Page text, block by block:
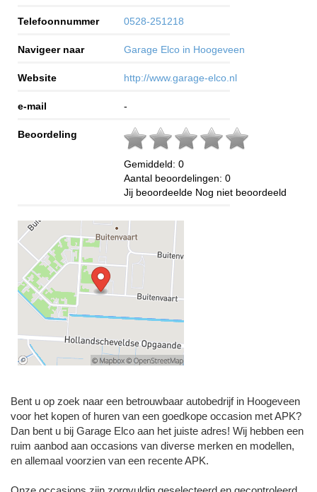
Telefoonnummer 0528-251218
Navigeer naar Garage Elco in Hoogeveen
Website http://www.garage-elco.nl
e-mail -
Beoordeling
Gemiddeld: 0
Aantal beoordelingen: 0
Jij beoordeelde Nog niet beoordeeld
Bent u op zoek naar een betrouwbaar autobedrijf in Hoogeveen
voor het kopen of huren van een goedkope occasion met APK?
Dan bent u bij Garage Elco aan het juiste adres! Wij hebben een
ruim aanbod aan occasions van diverse merken en modellen,
en allemaal voorzien van een recente APK.